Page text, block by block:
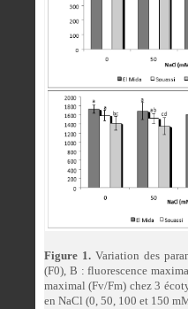
Figure 1. Variation des
(F0), B : fluorescence
maximal (Fv/Fm) chez 3
en NaCl (0, 50, 100 et 150